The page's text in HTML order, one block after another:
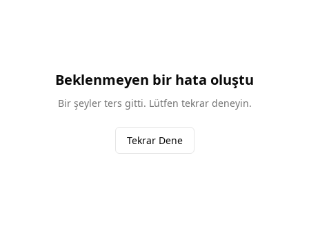
Beklenmeyen bir hata oluştu
Bir şeyler ters gitti. Lütfen tekrar deneyin.
Tekrar Dene